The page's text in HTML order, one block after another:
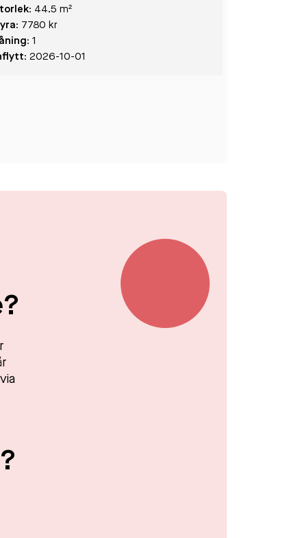
44.5 m²
7780 kr
1
2026-10-01
?